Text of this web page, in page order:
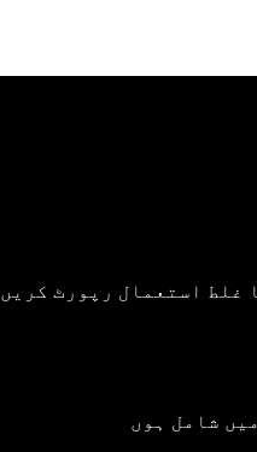
غلط استعمال رپورٹ کریں
شامل ہوں